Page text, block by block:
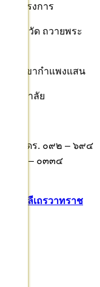
มโครงการ
องจำวัด ถวายพระ
ย สาขากำแพงแสน
ชวิทยาลัย
ย์ รศ.ดร. ๐๙๒ – ๖๙๔
๘๙๙ – ๐๓๓๔
รณ​บาลี​เถรวาท​ราช​